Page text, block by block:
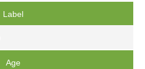
Label
Age